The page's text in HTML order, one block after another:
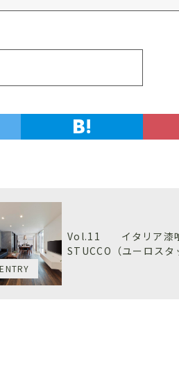
Vol.11 イタリア漆
STUCCO（ユーロスタ